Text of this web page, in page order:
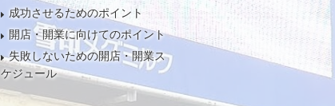
成功させるためのポイント
開店・開業に向けてのポイント
失敗しないための開店・開業ス
ケジュール